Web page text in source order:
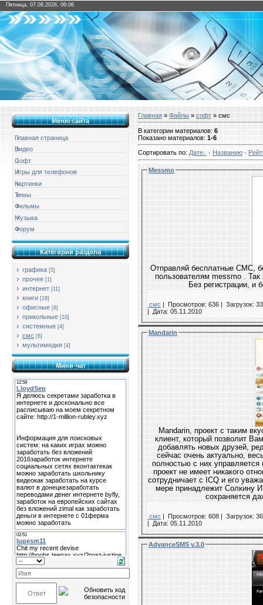
Пятница, 07.08.2026, 06:06
Меню сайта
Главная страница
Видео
Софт
Игры для телефонов
Картинки
Темы
Фильмы
Музыка
Форум
Категории раздела
графика [5]
прочее [1]
интернет [11]
книги [18]
офисные [8]
прикольные [10]
системные [4]
смс [6]
мультимедия [4]
Мини-чат
Главная » Файлы » софт » смс
В категории материалов: 6
Показано материалов: 1-6
Сортировать по: Дате · Названию ·
Messmo
Отправляй бесплатные СМС,
пользователям messmo .
Без
смс | Просмотров: 636 | Загрузок:
|
Дата: 05.11.2010
Mandarin
Mandarin, проект с таким
клиент, который позволит
добавлять новых друзей,
сейчас очень актуально,
полностью с них
проект не имеет никакого
сотрудничает с ICQ и его
мере принадлежит Солкину
сохраняется
смс | Просмотров: 608 | Загрузок:
|
Дата: 05.11.2010
AdvanceSMS v.3.0